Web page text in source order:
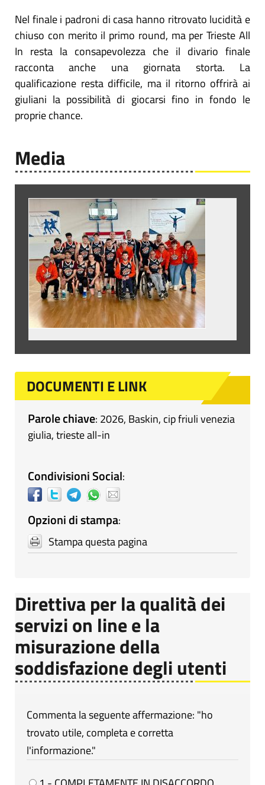
Nel finale i padroni di casa hanno ritrovato lucidità e
chiuso con merito il primo round, ma per Trieste All
In resta la consapevolezza che il divario finale
racconta anche una giornata storta. La
qualificazione resta difficile, ma il ritorno offrirà ai
giuliani la possibilità di giocarsi fino in fondo le
proprie chance.
Media
DOCUMENTI E LINK
Parole chiave: 2026, Baskin, cip friuli venezia
giulia,trieste all-in
Condivisioni Social:
Opzioni di stampa:
Stampa questa pagina
Direttiva per la qualità dei
servizi on line e la
misurazione della
soddisfazione degli utenti
Commenta la seguente affermazione: "ho
trovato utile, completa e corretta
l'informazione."